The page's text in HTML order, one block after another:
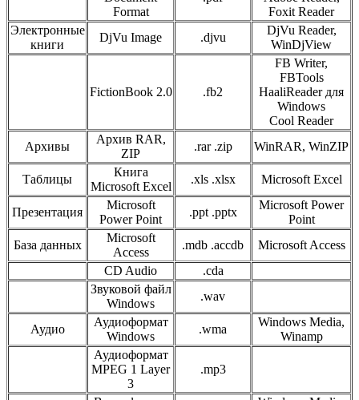
Format
Foxit Reader
Электронные
книги
DjVu Image .djvu
DjVu Reader,
WinDjView
FictionBook 2.0 .fb2
FB Writer,
FBTools
HaaliReader для
Windows
Cool Reader
Архивы
Архив RAR,
ZIP
.rar .zip WinRAR, WinZIP
Таблицы
Книга
Microsoft Excel
.xls .xlsx Microsoft Excel
Презентация
Microsoft
Power Point
.ppt .pptx
Microsoft Power
Point
База данных
Microsoft
Access
.mdb .accdb
Microsoft Access
CD Audio
.cda
Звуковой файл
Windows
.wav
Аудио
Аудиоформат
Windows
.wma
Windows Media,
Winamp
Аудиоформат
MPEG 1 Layer
3
.mp3